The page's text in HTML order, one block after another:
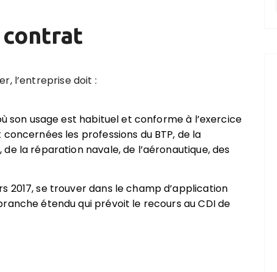
contrat
l’entreprise doit :
son usage est habituel et conforme à l’exercice
les professions du BTP, de la
la réparation navale, de l’aéronautique, des
2017, se trouver dans le champ d’application
étendu qui prévoit le recours au CDI de